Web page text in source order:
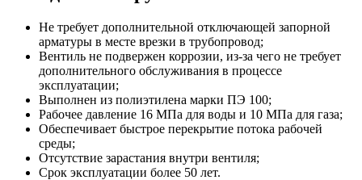
Не требует дополнительной отключающей запорной
арматуры в месте врезки в трубопровод;
Вентиль не подвержен коррозии, из-за чего не требует
дополнительного обслуживания в процессе
эксплуатации;
Выполнен из полиэтилена марки ПЭ 100;
Рабочее давление 16 МПа для воды и 10 МПа для газа;
Обеспечивает быстрое перекрытие потока рабочей
среды;
Отсутствие зарастания внутри вентиля;
Срок эксплуатации более 50 лет.